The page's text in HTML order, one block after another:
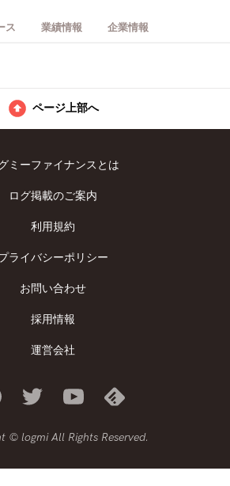
ス 業績情報 企業情報
ページ上部へ
ミーファイナンスとは
ログ掲載のご案内
利用規約
ライバシーポリシー
お問い合わせ
採用情報
運営会社
© logmi All Rights Reserved.